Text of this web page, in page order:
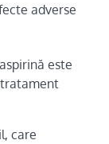
adverse
este
care